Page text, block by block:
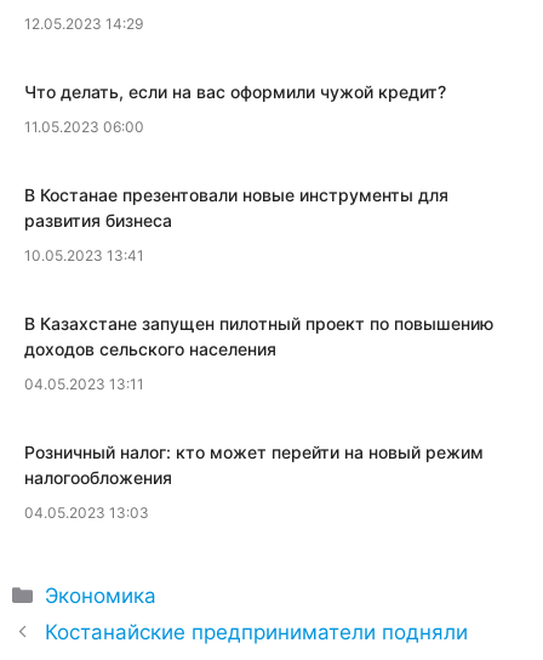
12.05.2023 14:29
Что делать, если на вас оформили чужой кредит?
11.05.2023 06:00
​В Костанае презентовали новые инструменты для
развития бизнеса
10.05.2023 13:41
В Казахстане запущен пилотный проект по повышению
доходов сельского населения
04.05.2023 13:11
​Розничный налог: кто может перейти на новый режим
налогообложения
04.05.2023 13:03
Рубрики
Экономика
Костанайские предприниматели подняли